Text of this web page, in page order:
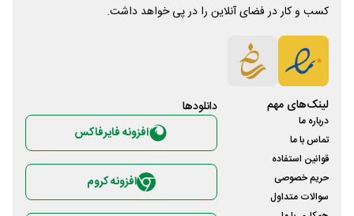
کسب و کار در فضای آنلاین را در پی خواهد داشت.
لینک‌های مهم
درباره ما
تماس با ما
قوانین استفاده
حریم خصوصی
سوالات متداول
دانلود‌ها
افزونه فایرفاکس
افزونه کروم